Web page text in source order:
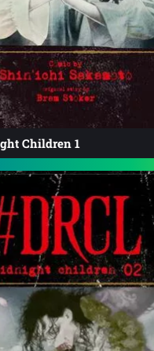
Children 1